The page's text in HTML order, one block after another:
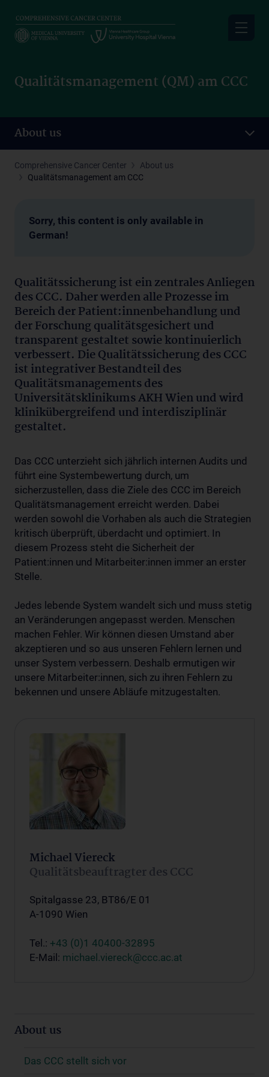
main
Qualitätsmanagement (QM) am CCC
About us
Comprehensive Cancer Center
About us
Qualitätsmanagement am CCC
Sorry, this content is only available in
German!
Qualitätssicherung ist ein zentrales Anliegen
des CCC. Daher werden alle Prozesse im
Bereich der Patient:innenbehandlung und
der Forschung qualitätsgesichert und
transparent gestaltet sowie kontinuierlich
verbessert. Die Qualitätssicherung des CCC
ist integrativer Bestandteil des
Qualitätsmanagements des
Universitätsklinikums AKH Wien und wird
klinikübergreifend und interdisziplinär
gestaltet.
Das CCC unterzieht sich jährlich internen Audits und
führt eine Systembewertung durch, um
sicherzustellen, dass die Ziele des CCC im Bereich
Qualitätsmanagement erreicht werden. Dabei
werden sowohl die Vorhaben als auch die Strategien
kritisch überprüft, überdacht und optimiert. In
diesem Prozess steht die Sicherheit der
Patient:innen und Mitarbeiter:innen immer an erster
Stelle.
Jedes lebende System wandelt sich und muss stetig
an Veränderungen angepasst werden. Menschen
machen Fehler. Wir können diesen Umstand aber
akzeptieren und so aus unseren Fehlern lernen und
unser System verbessern. Deshalb ermutigen wir
unsere Mitarbeiter:innen, sich zu ihren Fehlern zu
bekennen und unsere Abläufe mitzugestalten.
Michael Viereck
Qualitätsbeauftragter des CCC
Spitalgasse 23, BT86/E 01
A-1090 Wien
Tel.: +43 (0)1 40400-32895
E-Mail: michael.viereck@ccc.ac.at
About us
Das CCC stellt sich vor